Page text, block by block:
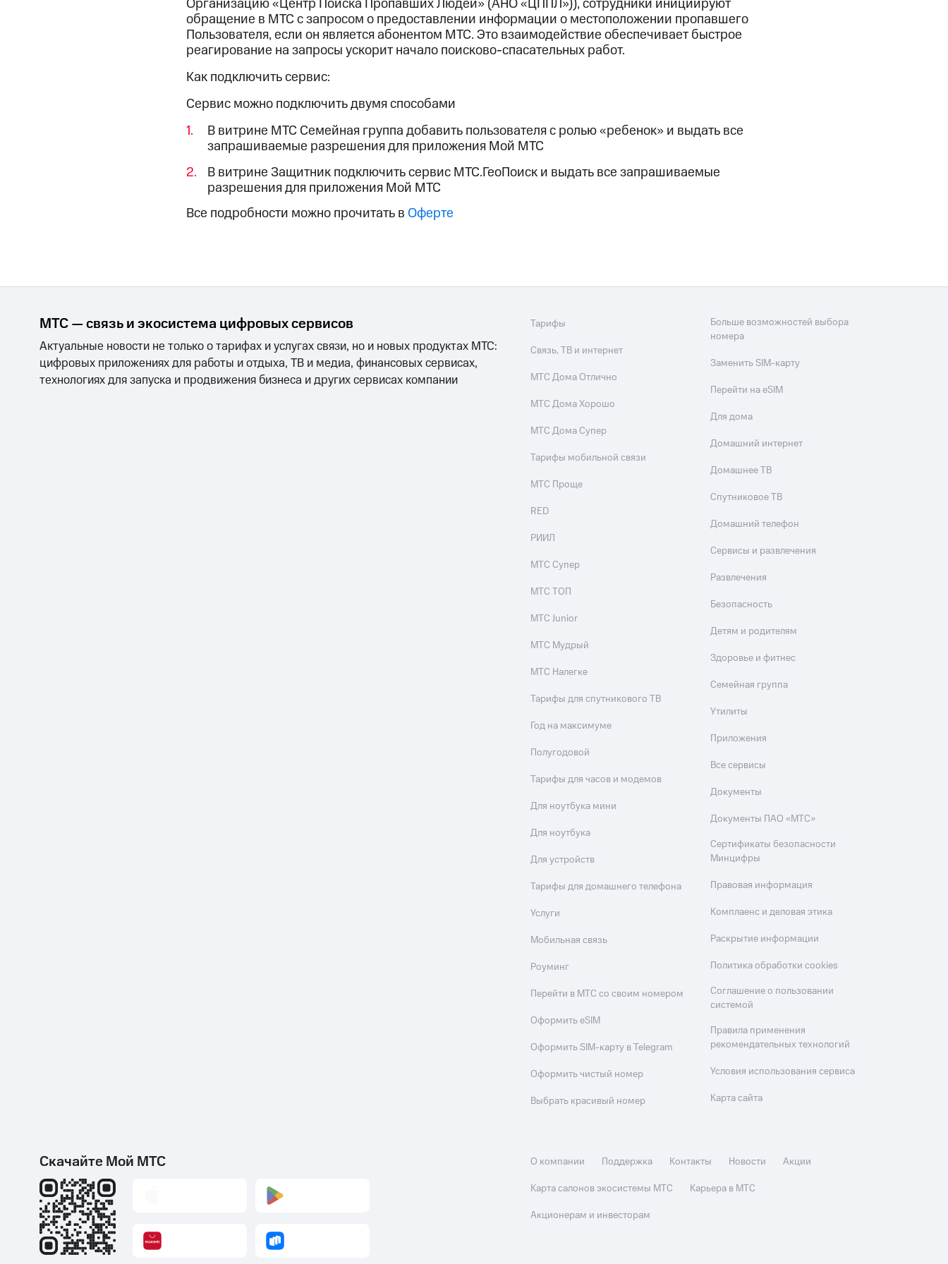
Наушники и колонкиУмные часы и трекерыУмный домПланшетыАкции и скидкиВсе товары
МТС Накопления
Откладывайте деньги и получайте доход 15%
Условия пополнения
Скидка 30% на связь
Тарифы RED, РИИЛ и МТС Супер дешевле при оплате с карты МТС Деньги
Скидки до 40%
Организацию «Центр Поиска Пропавших Людей» (АНО «ЦППЛ»)), сотрудники инициируют
обращение в МТС с запросом о предоставлении информации о местоположении пропавшего
Пользователя, если он является абонентом МТС. Это взаимодействие обеспечивает быстрое
реагирование на запросы ускорит начало поисково-спасательных работ.
Как подключить сервис:
Сервис можно подключить двумя способами
В витрине МТС Семейная группа добавить пользователя с ролью «ребенок» и выдать все
запрашиваемые разрешения для приложения Мой МТС
В витрине Защитник подключить сервис МТС.ГеоПоиск и выдать все запрашиваемые
разрешения для приложения Мой МТС
Все подробности можно прочитать в Оферте
МТС — связь и экосистема цифровых сервисов
Актуальные новости не только о тарифах и услугах связи, но и новых продуктах МТС:
цифровых приложениях для работы и отдыха, ТВ и медиа, финансовых сервисах,
технологиях для запуска и продвижения бизнеса и других сервисах компании
Тарифы
Связь, ТВ и интернет
МТС Дома Отлично
МТС Дома Хорошо
МТС Дома Супер
Тарифы мобильной связи
МТС Проще
RED
РИИЛ
МТС Супер
МТС ТОП
МТС Junior
МТС Мудрый
МТС Налегке
Тарифы для спутникового ТВ
Год на максимуме
Полугодовой
Тарифы для часов и модемов
Для ноутбука мини
Для ноутбука
Для устройств
Тарифы для домашнего телефона
Услуги
Мобильная связь
Роуминг
Перейти в МТС со своим номером
Оформить eSIM
Оформить SIM-карту в Telegram
Оформить чистый номер
Выбрать красивый номер
Больше возможностей выбора
номера
Заменить SIM-карту
Перейти на eSIM
Для дома
Домашний интернет
Домашнее ТВ
Спутниковое ТВ
Домашний телефон
Сервисы и развлечения
Развлечения
Безопасность
Детям и родителям
Здоровье и фитнес
Семейная группа
Утилиты
Приложения
Все сервисы
Документы
Документы ПАО «МТС»
Сертификаты безопасности
Минцифры
Правовая информация
Комплаенс и деловая этика
Раскрытие информации
Политика обработки cookies
Соглашение о пользовании
системой
Правила применения
рекомендательных технологий
Условия использования сервиса
Карта сайта
Скачайте Мой МТС О компании Поддержка Контакты Новости
Акции
Карта салонов экосистемы МТС
Карьера в МТС
Акционерам и инвесторам